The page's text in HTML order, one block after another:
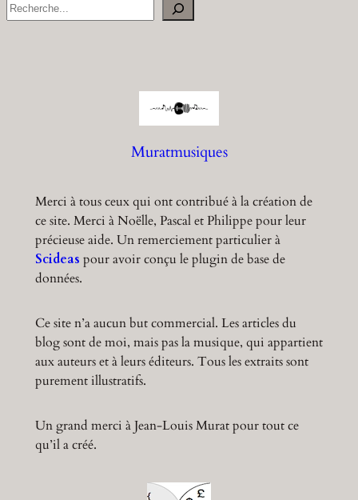
S
Muratmusiques
Merci à tous ceux qui ont contribué à la création de
ce site. Merci à Noëlle, Pascal et Philippe pour leur
précieuse aide. Un remerciement particulier à
Scideas pour avoir conçu le plugin de base de
données.
Ce site n’a aucun but commercial. Les articles du
blog sont de moi, mais pas la musique, qui appartient
aux auteurs et à leurs éditeurs. Tous les extraits sont
purement illustratifs.
Un grand merci à Jean-Louis Murat pour tout ce
qu’il a créé.